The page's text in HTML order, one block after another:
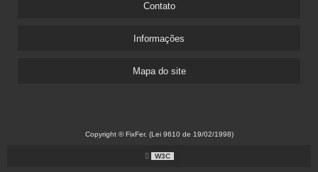
Contato
Informações
Mapa do site
Copyright © FixFer. (Lei 9610 de 19/02/1998)
W3C